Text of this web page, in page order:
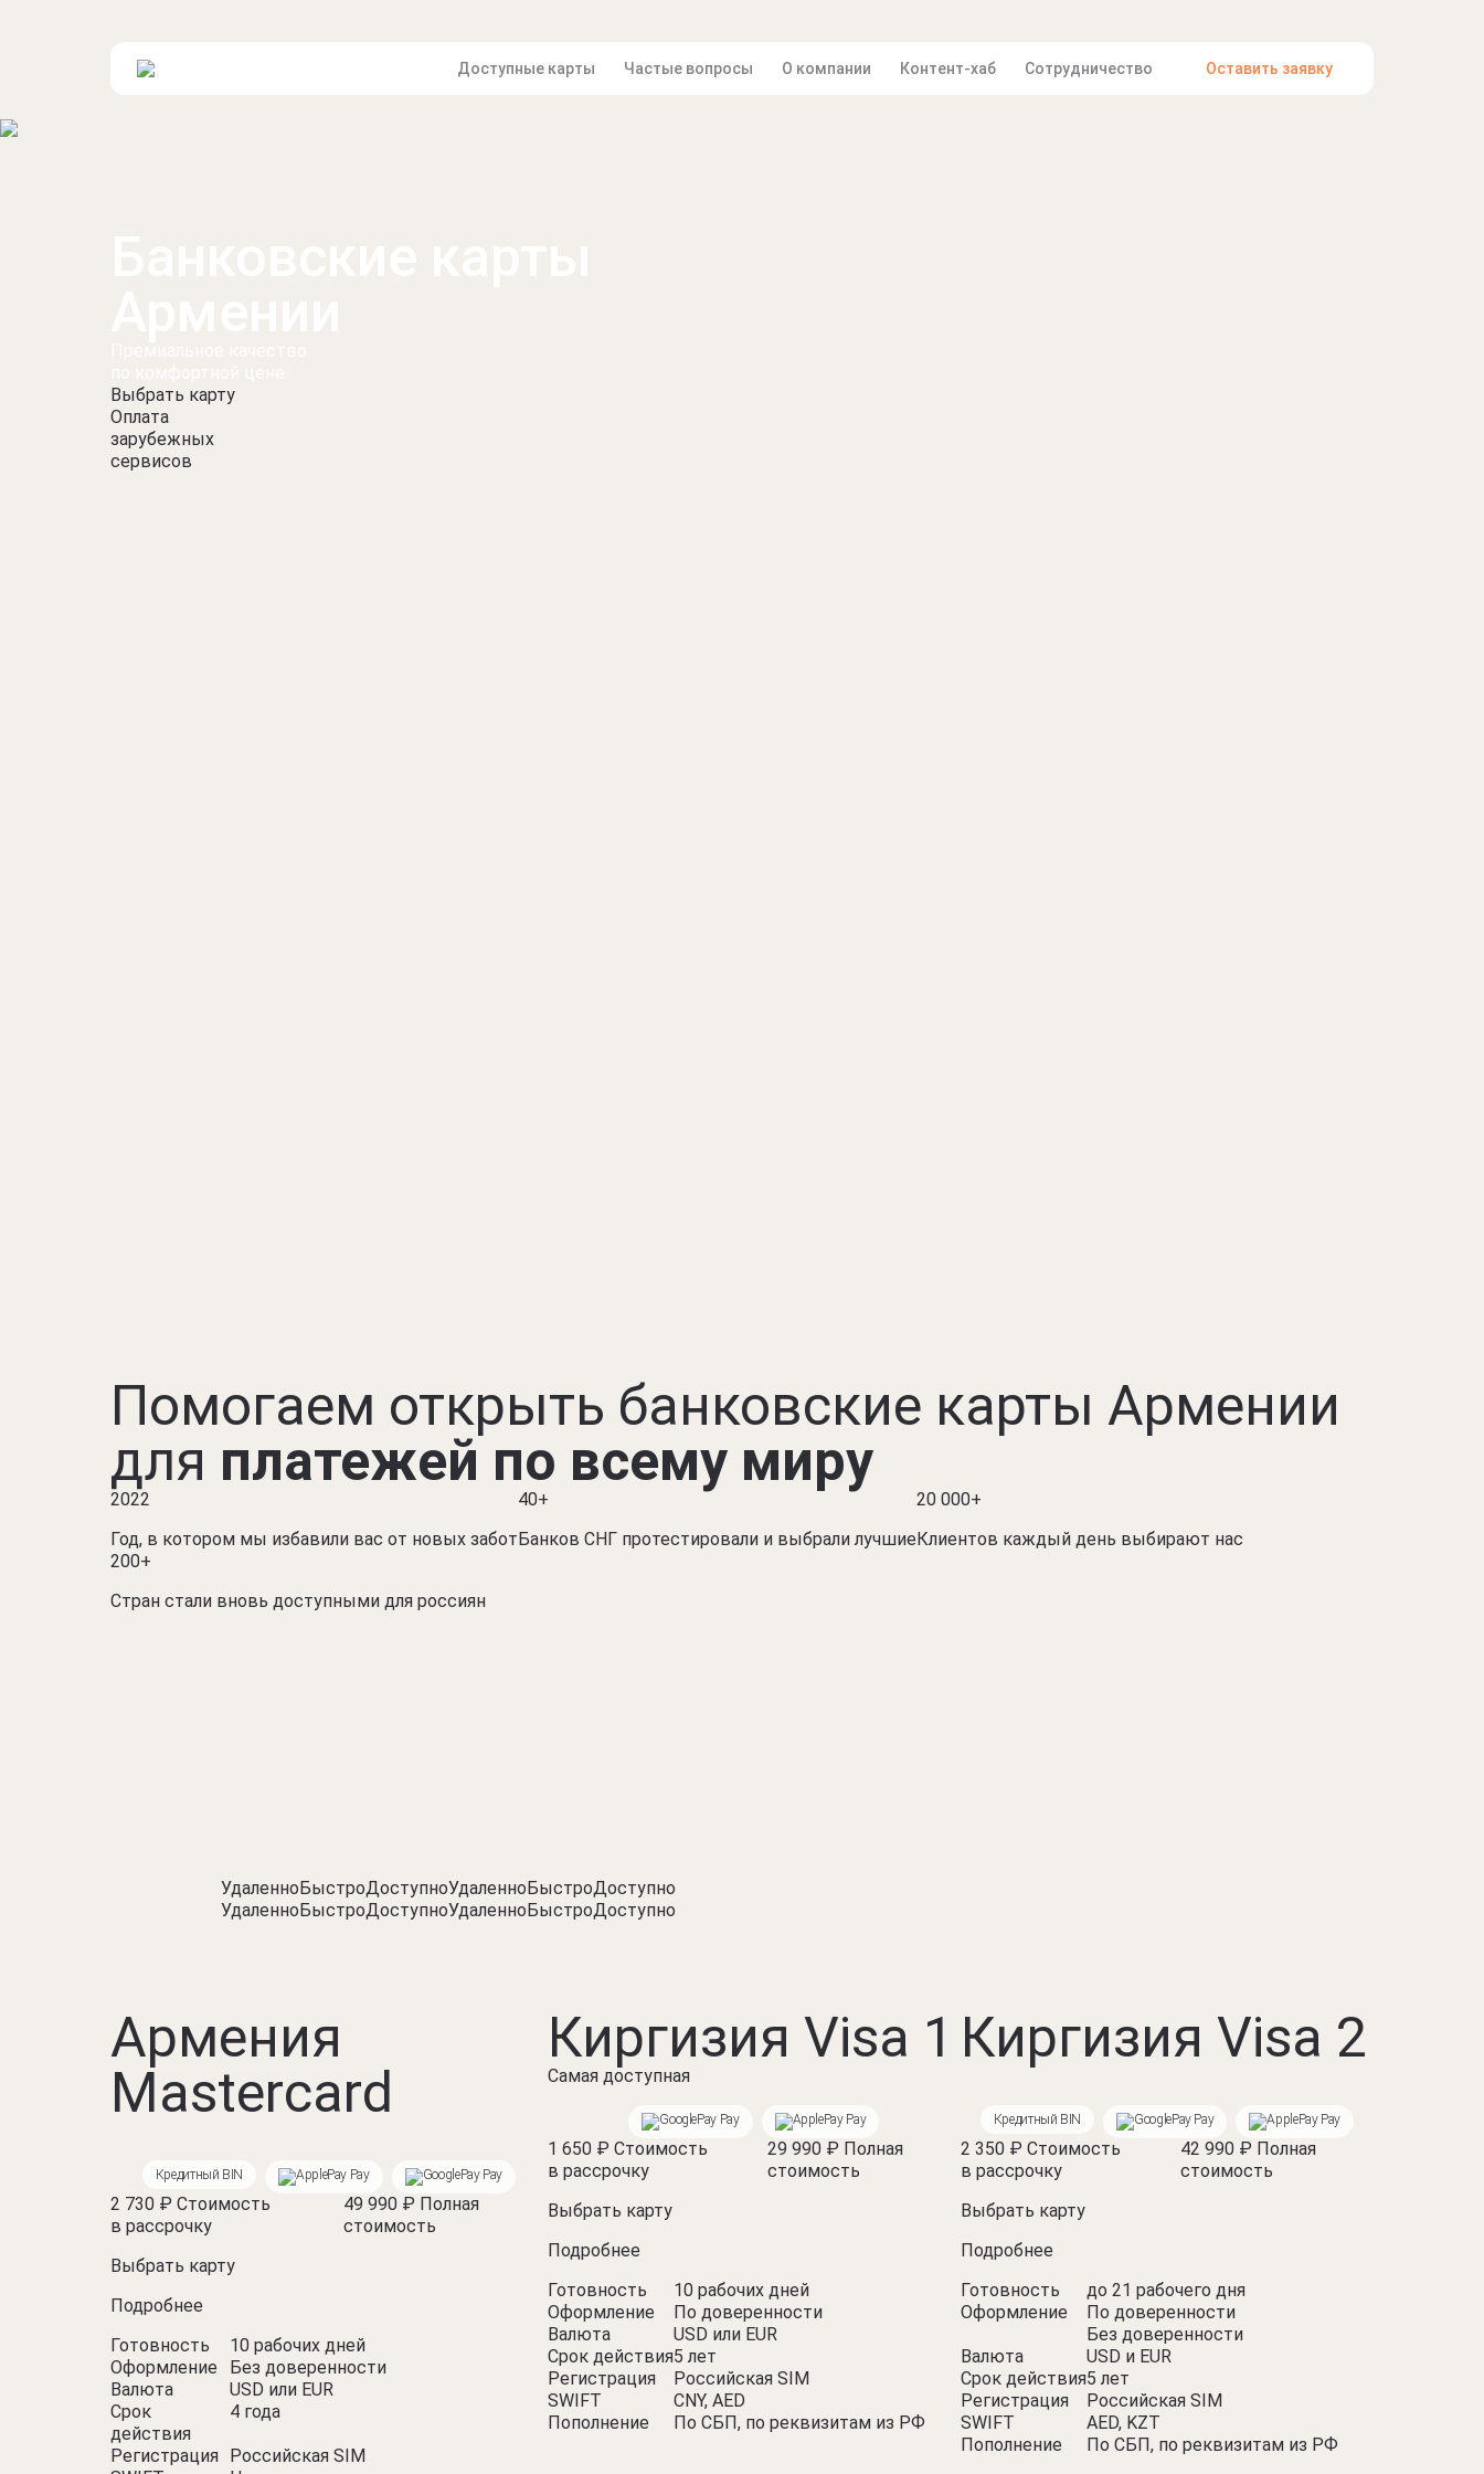
Доступные карты Частые вопросы О компании Контент-хаб Сотрудничество Оставить заявку
Выбрать карту
Оплата
зарубежных
сервисов
Помогаем открыть банковские карты Армении
для платежей по всему миру
2022
Год, в котором мы избавили вас от новых забот
40+
Банков СНГ протестировали и выбрали лучшие
20 000+
Клиентов каждый день выбирают нас
200+
Стран стали вновь доступными для россиян
УдаленноБыстроДоступноУдаленноБыстроДоступно
УдаленноБыстроДоступноУдаленноБыстроДоступно
Армения
Mastercard
Кредитный BIN Pay Pay
2 730 ₽ Стоимость
в рассрочку
49 990 ₽ Полная
стоимость
Выбрать карту
Подробнее
Готовность
10 рабочих дней
Оформление
Без доверенности
Валюта
USD или EUR
Срок
действия
4 года
Регистрация Российская SIM
Киргизия Visa 1
Самая доступная
Pay Pay
1 650 ₽ Стоимость
в рассрочку
29 990 ₽ Полная
стоимость
Выбрать карту
Подробнее
Готовность
10 рабочих дней
Оформление
По доверенности
Валюта
USD или EUR
Срок действия5 лет
Регистрация
Российская SIM
SWIFT
CNY, AED
Пополнение
По СБП, по реквизитам из РФ
Киргизия Visa 2
Кредитный BIN Pay Pay
2 350 ₽ Стоимость
в рассрочку
42 990 ₽ Полная
стоимость
Выбрать карту
Подробнее
Готовность
до 21 рабочего дня
Оформление
По доверенности
Без доверенности
Валюта
USD и EUR
Срок действия5 лет
Регистрация
Российская SIM
SWIFT
AED, KZT
Пополнение
По СБП, по реквизитам из РФ